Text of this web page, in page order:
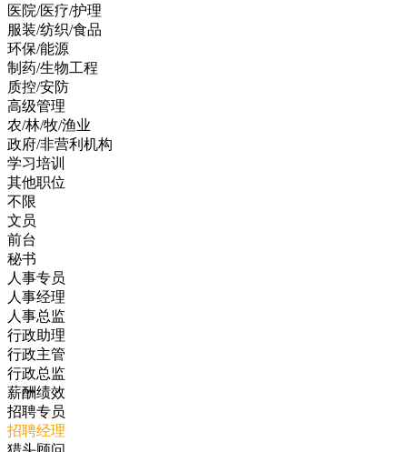
医院/医疗/护理
服装/纺织/食品
环保/能源
制药/生物工程
质控/安防
高级管理
农/林/牧/渔业
政府/非营利机构
学习培训
其他职位
不限
文员
前台
秘书
人事专员
人事经理
人事总监
行政助理
行政主管
行政总监
薪酬绩效
招聘专员
招聘经理